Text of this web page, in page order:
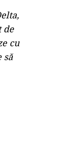
de
cu
să